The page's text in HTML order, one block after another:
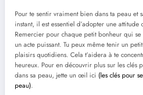
Pour te sentir vraiment bien dans ta peau et
instant, il est essentiel d’adopter une attitude
Remercier pour chaque petit bonheur qui se
un acte puissant. Tu peux même tenir un
plaisirs quotidiens. Cela t’aidera à te
heureux. Pour en découvrir plus sur les clés
dans sa peau, jette un œil ici (les clés pour
peau).